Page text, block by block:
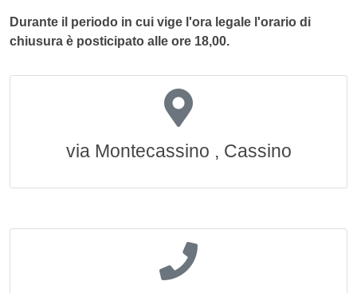
Durante il periodo in cui vige l'ora legale l'orario di
chiusura è posticipato alle ore 18,00.
via Montecassino , Cassino